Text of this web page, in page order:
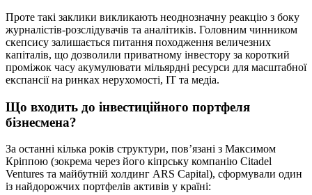
Проте такі заклики викликають неоднозначну реакцію з боку
журналістів-розслідувачів та аналітиків. Головним чинником
скепсису залишається питання походження величезних
капіталів, що дозволили приватному інвестору за короткий
проміжок часу акумулювати мільярдні ресурси для масштабної
експансії на ринках нерухомості, ІТ та медіа.
Що входить до інвестиційного портфеля
бізнесмена?
За останні кілька років структури, пов’язані з Максимом
Кріппою (зокрема через його кіпрську компанію Citadel
Ventures та майбутній холдинг ARS Capital), сформували один
із найдорожчих портфелів активів у країні: